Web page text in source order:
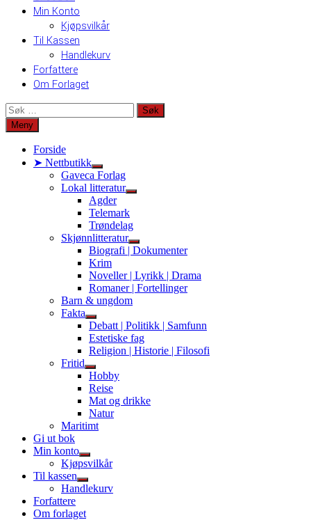
Min Konto
Kjøpsvilkår
Til Kassen
Handlekurv
Forfattere
Om Forlaget
Søk
etter:
Meny
Forside
➤ Nettbutikk
Show
sub
menu
Gaveca Forlag
Lokal litteratur
Show
Agder
Telemark
Trøndelag
Skjønnlitteratur
Show
sub
Biografi | Dokumenter
Krim
Noveller | Lyrikk | Drama
Romaner | Fortellinger
Barn & ungdom
Fakta
Show
sub
menu
Debatt | Politikk | Samfunn
Estetiske fag
Religion | Historie | Filosofi
Fritid
Show
sub
menu
Hobby
Reise
Mat og drikke
Natur
Maritimt
Gi ut bok
Min konto
Show
sub
menu
Kjøpsvilkår
Til kassen
Show
sub
Handlekurv
Forfattere
Om forlaget